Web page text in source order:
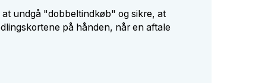
undgå "dobbeltindkøb" og sikre, at
på hånden, når en aftale